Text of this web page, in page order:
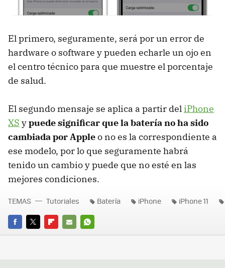
El primero, seguramente, será por un error de
hardware o software y pueden echarle un ojo en
el centro técnico para que muestre el porcentaje
de salud.
El segundo mensaje se aplica a partir del iPhone
XS ypuede significar que la batería no ha sido
cambiada por Appleo no es la correspondiente a
ese modelo, por lo que seguramente habrá
tenido un cambio y puede que no esté en las
mejores condiciones.
FACEBOOK
TWITTERFLIPBOARD
E-
WHATSAPP
TEMAS Tutoriales Batería iPhone iPhone 11